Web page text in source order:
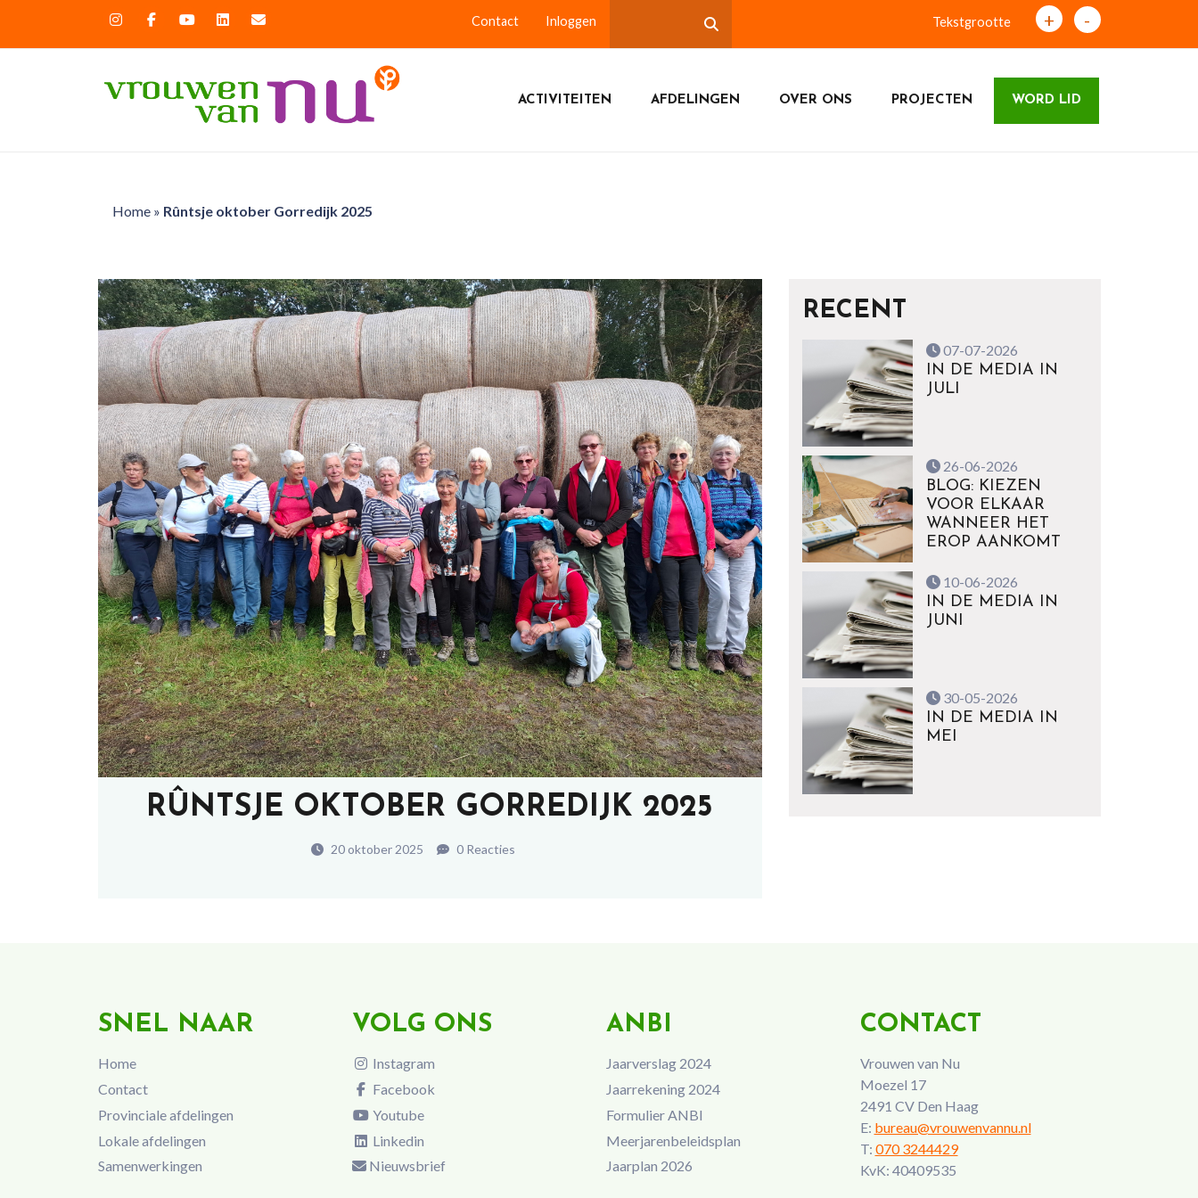
Contact Inloggen Tekstgrootte + -
ACTIVITEITEN AFDELINGEN OVER ONS PROJECTEN WORD LID
Home» Rûntsje oktober Gorredijk 2025
RÛNTSJE OKTOBER GORREDIJK 2025
20 oktober 2025 0 Reacties
RECENT
07-07-2026
IN DE MEDIA IN
JULI
26-06-2026
BLOG: KIEZEN
VOOR ELKAAR
WANNEER HET
EROP AANKOMT
10-06-2026
IN DE MEDIA IN
JUNI
30-05-2026
IN DE MEDIA IN
MEI
SNEL NAAR
Home
Contact
Provinciale afdelingen
Lokale afdelingen
Samenwerkingen
VOLG ONS
Instagram
Facebook
Youtube
Linkedin
Nieuwsbrief
ANBI
Jaarverslag 2024
Jaarrekening 2024
Formulier ANBI
Meerjarenbeleidsplan
Jaarplan 2026
CONTACT
Vrouwen van Nu
Moezel 17
2491 CV Den Haag
E: bureau@vrouwenvannu.nl
T: 070 3244429
KvK: 40409535